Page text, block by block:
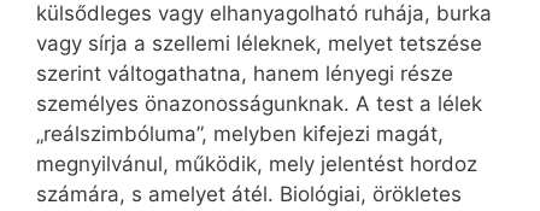
külsődleges vagy elhanyagolható ruhája, burka
vagy sírja a szellemi léleknek, melyet tetszése
szerint váltogathatna, hanem lényegi része
személyes önazonosságunknak. A test a lélek
„reálszimbóluma”, melyben kifejezi magát,
megnyilvánul, működik, mely jelentést hordoz
számára, s amelyet átél. Biológiai, örökletes